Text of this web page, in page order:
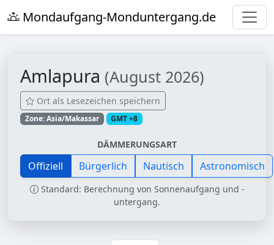
Mondaufgang-Monduntergang.de
Amlapura (August 2026)
Ort als Lesezeichen speichern
Zone: Asia/Makassar GMT +8
DÄMMERUNGSART
Offiziell Bürgerlich Nautisch Astronomisch
Standard: Berechnung von Sonnenaufgang und -
untergang.